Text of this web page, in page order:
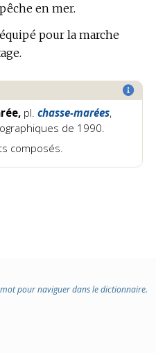
en mer.
pour la marche
pl. chasse-marées,
de 1990.
composés.
pour naviguer dans le dictionnaire.